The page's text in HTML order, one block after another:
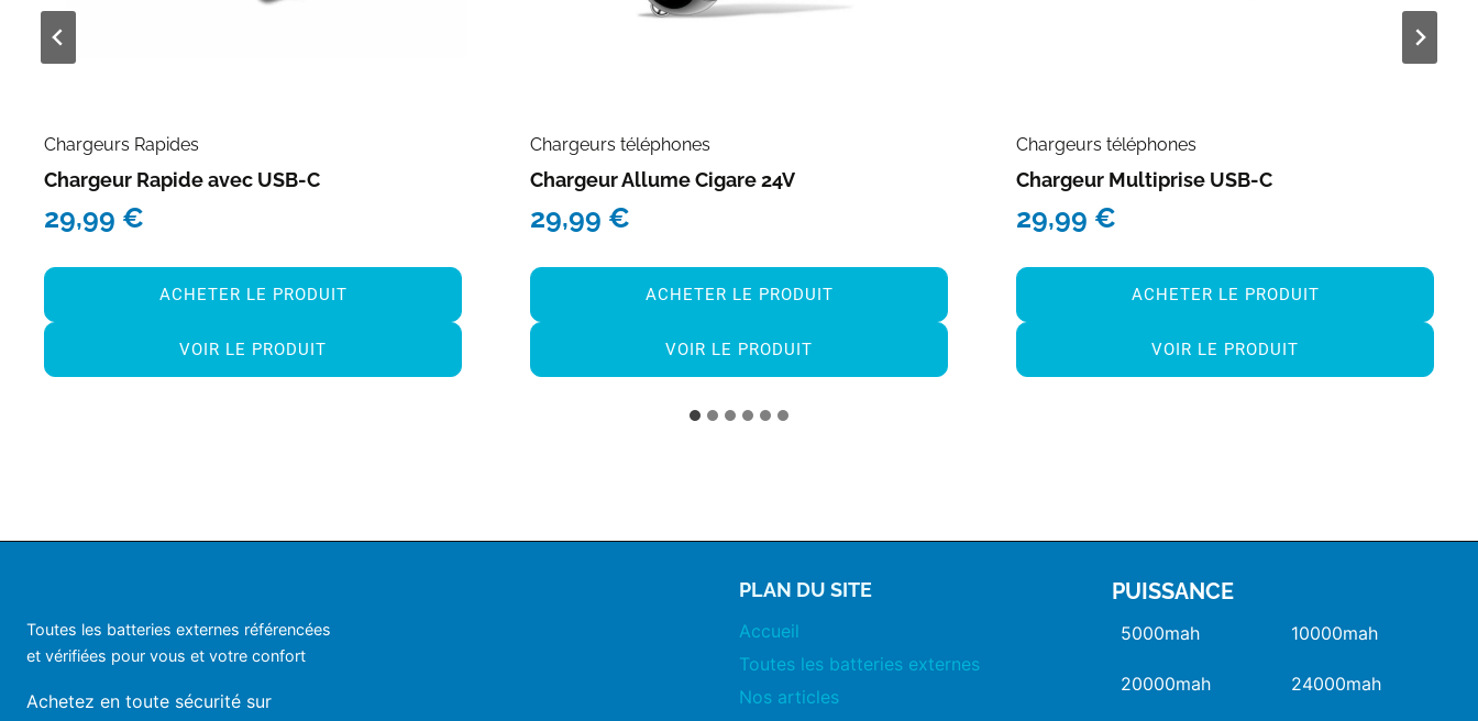
Chargeurs Rapides
Chargeur Rapide avec USB-C
29,99 €
ACHETER LE PRODUIT
VOIR LE PRODUIT
Chargeurs téléphones
Chargeur Allume Cigare 24V
29,99 €
ACHETER LE PRODUIT
VOIR LE PRODUIT
Chargeurs téléphones
Chargeur Multiprise USB-C
29,99 €
ACHETER LE PRODUIT
VOIR LE PRODUIT
Toutes les batteries externes référencées
et vérifiées pour vous et votre confort
Achetez en toute sécurité sur
PLAN DU SITE
Accueil
Toutes les batteries externes
Nos articles
PUISSANCE
5000mah 10000mah
20000mah 24000mah